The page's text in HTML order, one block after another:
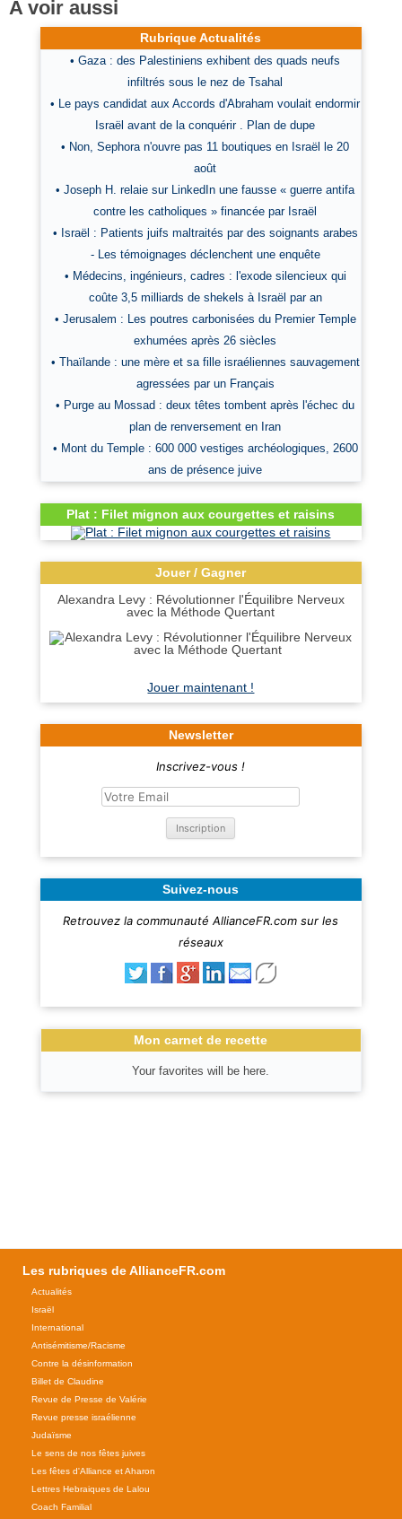
A voir aussi
Rubrique Actualités
• Gaza : des Palestiniens exhibent des quads neufs
infiltrés sous le nez de Tsahal
• Le pays candidat aux Accords d'Abraham voulait endormir
Israël avant de la conquérir . Plan de dupe
• Non, Sephora n'ouvre pas 11 boutiques en Israël le 20
août
• Joseph H. relaie sur LinkedIn une fausse « guerre antifa
contre les catholiques » financée par Israël
• Israël : Patients juifs maltraités par des soignants arabes
- Les témoignages déclenchent une enquête
• Médecins, ingénieurs, cadres : l'exode silencieux qui
coûte 3,5 milliards de shekels à Israël par an
• Jerusalem : Les poutres carbonisées du Premier Temple
exhumées après 26 siècles
• Thaïlande : une mère et sa fille israéliennes sauvagement
agressées par un Français
• Purge au Mossad : deux têtes tombent après l'échec du
plan de renversement en Iran
• Mont du Temple : 600 000 vestiges archéologiques, 2600
ans de présence juive
Plat : Filet mignon aux courgettes et raisins
Jouer / Gagner
Alexandra Levy : Révolutionner l'Équilibre Nerveux
avec la Méthode Quertant
Jouer maintenant !
Newsletter
Inscrivez-vous !
Suivez-nous
Retrouvez la communauté AllianceFR.com sur les
réseaux
Mon carnet de recette
Your favorites will be here.
Les rubriques de AllianceFR.com
Actualités
Israël
International
Antisémitisme/Racisme
Contre la désinformation
Billet de Claudine
Revue de Presse de Valérie
Revue presse israélienne
Judaïsme
Le sens de nos fêtes juives
Les fêtes d'Alliance et Aharon
Lettres Hebraiques de Lalou
Coach Familial